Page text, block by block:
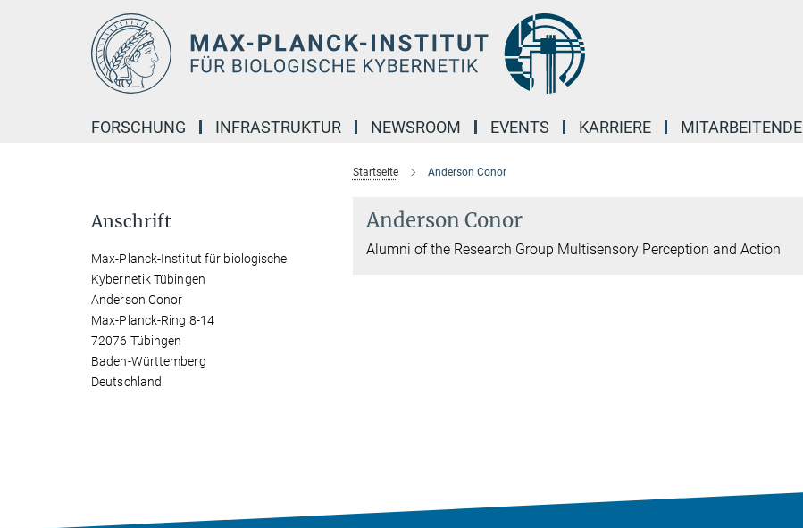
FORSCHUNG INFRASTRUKTUR NEWSROOM EVENTS KARRIERE MITARBEITENDE
Startseite Anderson Conor
Anderson Conor
Alumni of the Research Group Multisensory Perception and Action
Anschrift
Max-Planck-Institut für biologische
Kybernetik Tübingen
Anderson Conor
Max-Planck-Ring 8-14
72076 Tübingen
Baden-Württemberg
Deutschland